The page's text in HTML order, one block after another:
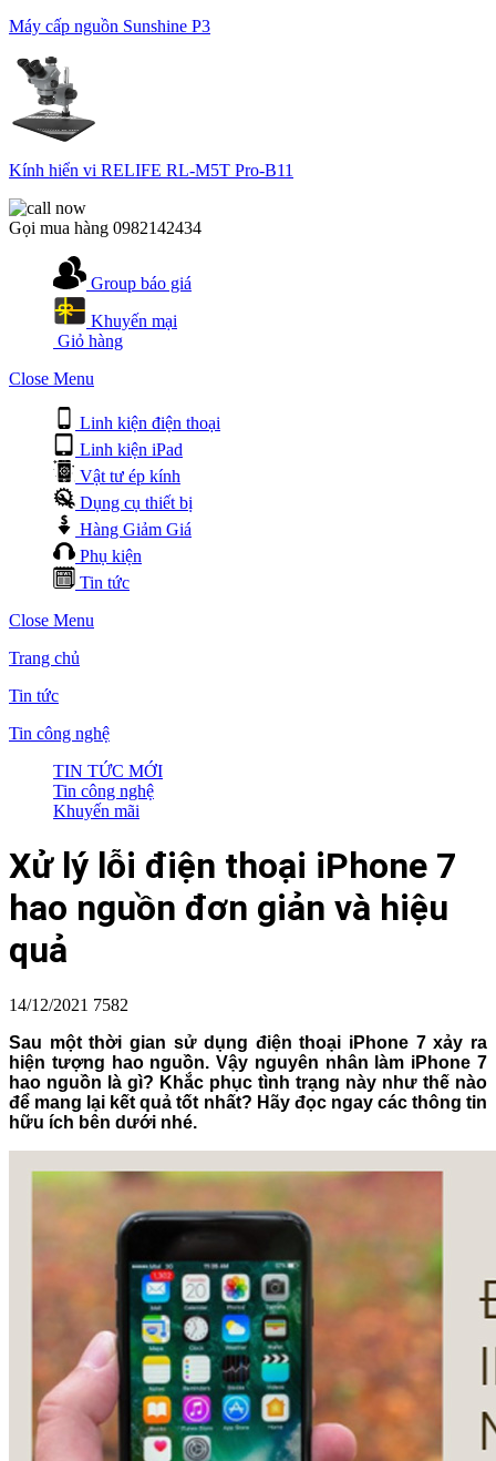
Máy cấp nguồn Sunshine P3
Kính hiển vi RELIFE RL-M5T Pro-B11
Gọi mua hàng 0982142434
Group báo giá
Khuyến mại
Giỏ hàng
Close Menu
Linh kiện điện thoại
Linh kiện iPad
Vật tư ép kính
Dụng cụ thiết bị
Hàng Giảm Giá
Phụ kiện
Tin tức
Close Menu
Trang chủ
Tin tức
Tin công nghệ
TIN TỨC MỚI
Tin công nghệ
Khuyến mãi
Xử lý lỗi điện thoại iPhone 7
hao nguồn đơn giản và hiệu
quả
14/12/2021 7582
Sau một thời gian sử dụng điện thoại iPhone 7 xảy ra
hiện tượng hao nguồn. Vậy nguyên nhân làm iPhone 7
hao nguồn là gì? Khắc phục tình trạng này như thế nào
để mang lại kết quả tốt nhất? Hãy đọc ngay các thông tin
hữu ích bên dưới nhé.